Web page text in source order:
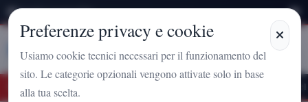
Venerdì 7 Agosto 2026
StampaCampania
Preferenze privacy e cookie
Usiamo cookie tecnici necessari per il funzionamento del
sito. Le categorie opzionali vengono attivate solo in base
alla tua scelta.